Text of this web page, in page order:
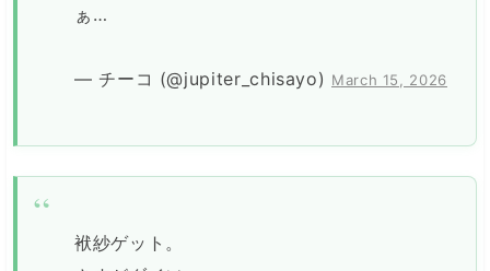
ぁ…
— チーコ (@jupiter_chisayo) March 15, 2026
袱紗ゲット。